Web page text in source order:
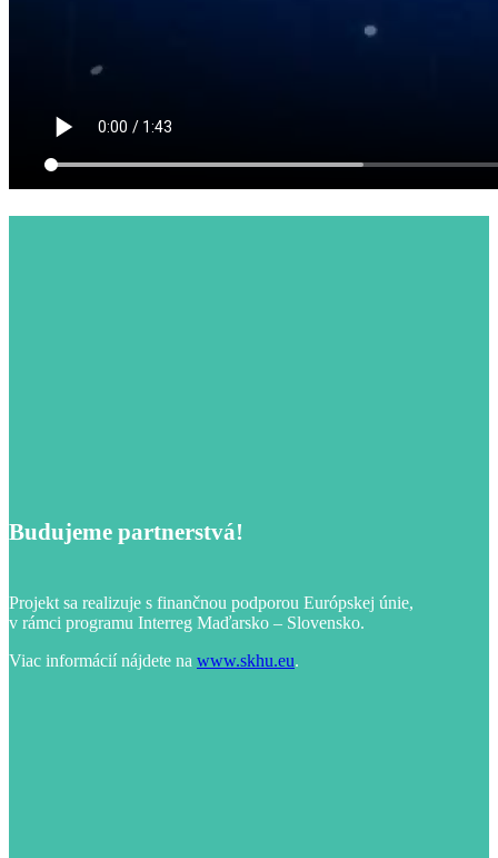
Budujeme partnerstvá!
Projekt sa realizuje s finančnou podporou Európskej únie,
v rámci programu Interreg Maďarsko – Slovensko.
Viac informácií nájdete na www.skhu.eu.